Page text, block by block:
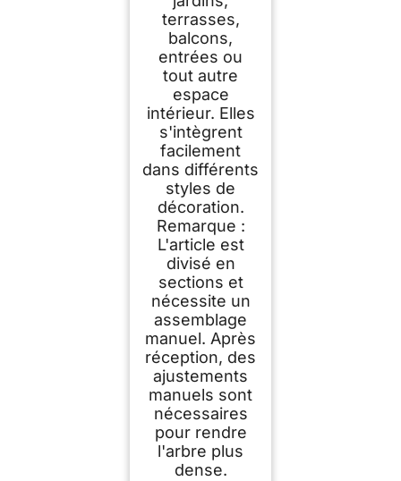
terrasses,
balcons,
entrées ou
tout autre
espace
intérieur. Elles
s'intègrent
facilement
dans différents
styles de
décoration.
Remarque :
L'article est
divisé en
sections et
nécessite un
assemblage
manuel. Après
réception, des
ajustements
manuels sont
nécessaires
pour rendre
l'arbre plus
dense.